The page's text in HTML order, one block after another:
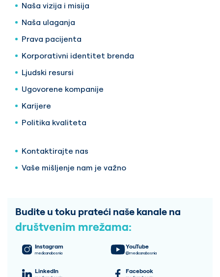
Naša vizija i misija
Naša ulaganja
Prava pacijenta
Korporativni identitet brenda
Ljudski resursi
Ugovorene kompanije
Karijere
Politika kvaliteta
Kontaktirajte nas
Vaše mišljenje nam je važno
Budite u toku prateći naše kanale na
društvenim mrežama:
Instagram
medicanabosnia
YouTube
@medicanabosnia
LinkedIn Facebook